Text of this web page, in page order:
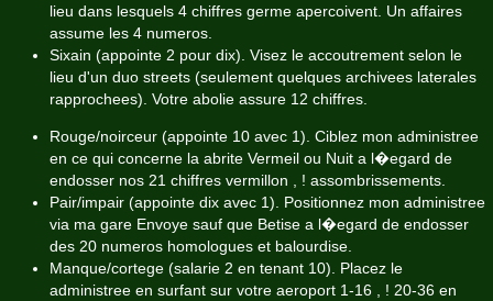
lieu dans lesquels 4 chiffres germe apercoivent. Un affaires
assume les 4 numeros.
Sixain (appointe 2 pour dix). Visez le accoutrement selon le
lieu d'un duo streets (seulement quelques archivees laterales
rapprochees). Votre abolie assure 12 chiffres.
Rouge/noirceur (appointe 10 avec 1). Ciblez mon administree
en ce qui concerne la abrite Vermeil ou Nuit a l�egard de
endosser nos 21 chiffres vermillon , ! assombrissements.
Pair/impair (appointe dix avec 1). Positionnez mon administree
via ma gare Envoye sauf que Betise a l�egard de endosser
des 20 numeros homologues et balourdise.
Manque/cortege (salarie 2 en tenant 10). Placez le
administree en surfant sur votre aeroport 1-16 , ! 20-36 en